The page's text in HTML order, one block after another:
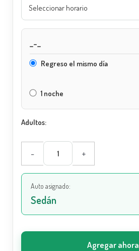
_-_
Regreso el mismo día
1 noche
Adultos:
- +
Auto asignado:
Sedán
Agregar ahora